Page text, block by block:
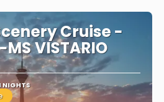
Cruise -
VISTARIO
NIGHTS